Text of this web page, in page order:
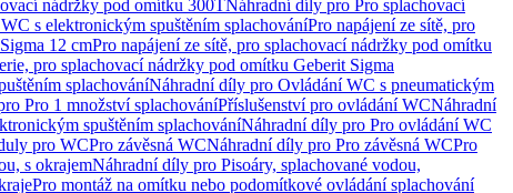
nádržky pod omítku 300TNáhradní díly pro Pro splachovací
s elektronickým spuštěním splachováníPro napájení ze sítě, pro
12 cmPro napájení ze sítě, pro splachovací nádržky pod omítku
pro splachovací nádržky pod omítku Geberit Sigma
splachováníNáhradní díly pro Ovládání WC s pneumatickým
Pro 1 množství splachováníPříslušenství pro ovládání WCNáhradní
spuštěním splachováníNáhradní díly pro Pro ovládání WC
pro WCPro závěsná WCNáhradní díly pro Pro závěsná WCPro
s okrajemNáhradní díly pro Pisoáry, splachované vodou,
Pro montáž na omítku nebo podomítkové ovládání splachování